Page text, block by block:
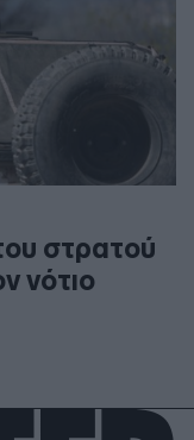
στρατού
νότιο